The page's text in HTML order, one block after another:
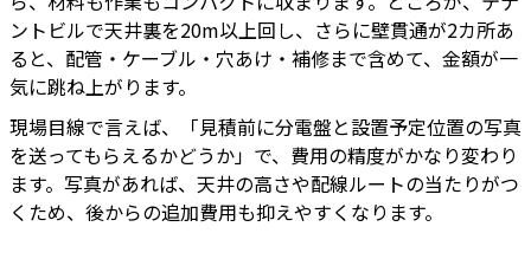
ントビルで天井裏を20m以上回し、さらに壁貫通が2カ所あ
ると、配管・ケーブル・穴あけ・補修まで含めて、金額が一
気に跳ね上がります。
現場目線で言えば、「見積前に分電盤と設置予定位置の写真
を送ってもらえるかどうか」で、費用の精度がかなり変わり
ます。写真があれば、天井の高さや配線ルートの当たりがつ
くため、後からの追加費用も抑えやすくなります。